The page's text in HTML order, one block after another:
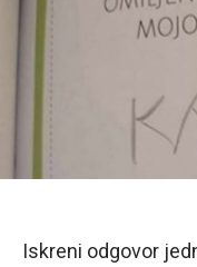
Iskreni odgovor